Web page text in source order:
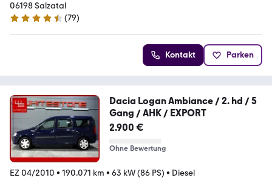
06198 Salzatal
4.3 Sterne
(79)
Kontakt Parken
Dacia Logan Ambiance / 2. hd / 5
Gang / AHK / EXPORT
2.900 €
Ohne Bewertung
EZ 04/2010 • 190.071 km • 63 kW (86 PS) • Diesel